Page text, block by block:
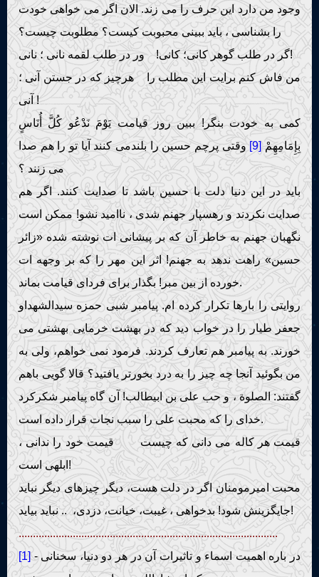
وجود من دارد این حرف را می زند. الان اگر می خواهی خودت
را بشناسی ، باید ببینی محبوبت کیست؟ مطلوبت چیست؟
گر در طلب گوهر کانی؛ کانی! ور در طلب لقمه نانی ؛ نانی!
من فاش کنم برایت این مطلب را هرچیز که در جستن آنی ؛
آنی !
کمی به خودت بنگر! ببین روز قیامت يَوْمَ نَدْعُو كُلَّ أُنَاسٍ
بِإِمَامِهِمْ[9]
وقتی پرچم حسین را بلندمی کنند آیا تو را هم صدا
می زنند ؟
باید در این دنیا دلت با حسین باشد تا صدایت کنند. اگر هم
صدایت نکردند و رهسپار جهنم شدی ، ناامید نشو! ممکن است
نگهبان جهنم به خاطر آن که بر پیشانی ات نوشته شده «زائر
حسین» راهت ندهد به جهنم! اثر این مهر را که بر وجهه ات
خورده از بین مبر! بگذار برای فردای قیامت بماند.
روایتی را بارها تکرار کرده ام. پیامبر شبی حمزه سیدالشهداو
جعفر طیار را در خواب دید که در بهشت خرمایی بهشتی می
خورند. به پیامبر هم تعارف کردند. فرمود نمی خواهم، ولی به
من بگوئید آنجا چه چیز را به درد بخورتر یافتید؟ قالا گویی باهم
گفتند: الصلوة ، و حب علی بن ابیطالب! آن گاه پیامبر شکرکرد
خدای را که محبت علی را سبب نجات قرار داده است.
قیمت هر کاله می دانی که چیست قیمت خود را ندانی ،
ابلهی است!
محبت امیرمومنان اگر در دلت هست، دیگر چیزهای دیگر نباید
جایگزینش شود! بدخواهی ، غیبت، خیانت، دزدی، .. نباید بیاید!
...........................................................................................
[1]- در باره اهمیت اسماء و تاثیرات آن در هر دو دنیا، سخنانی